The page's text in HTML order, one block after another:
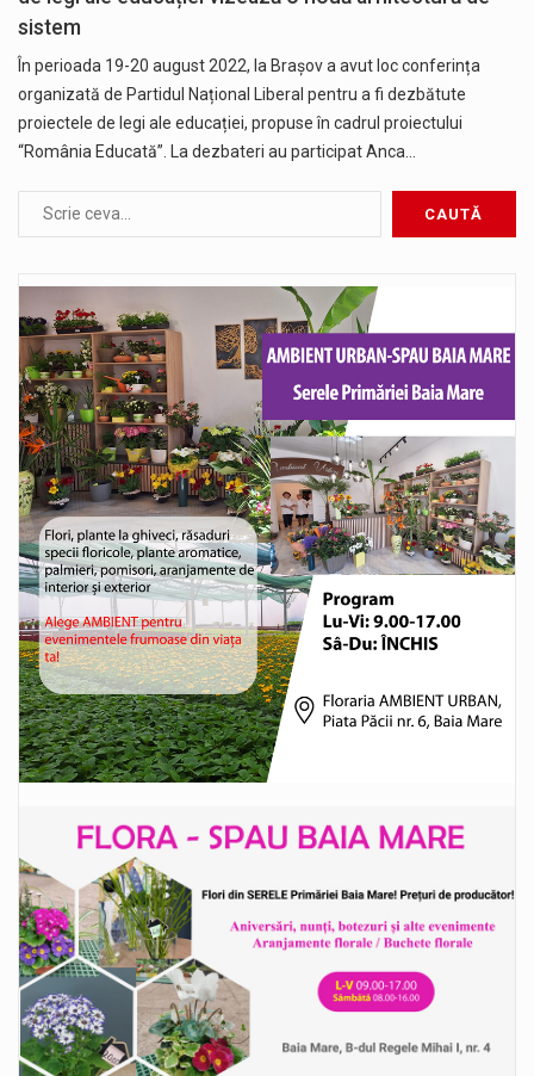
sistem
În perioada 19-20 august 2022, la Brașov a avut loc conferința
organizată de Partidul Național Liberal pentru a fi dezbătute
proiectele de legi ale educației, propuse în cadrul proiectului
“România Educată”. La dezbateri au participat Anca…